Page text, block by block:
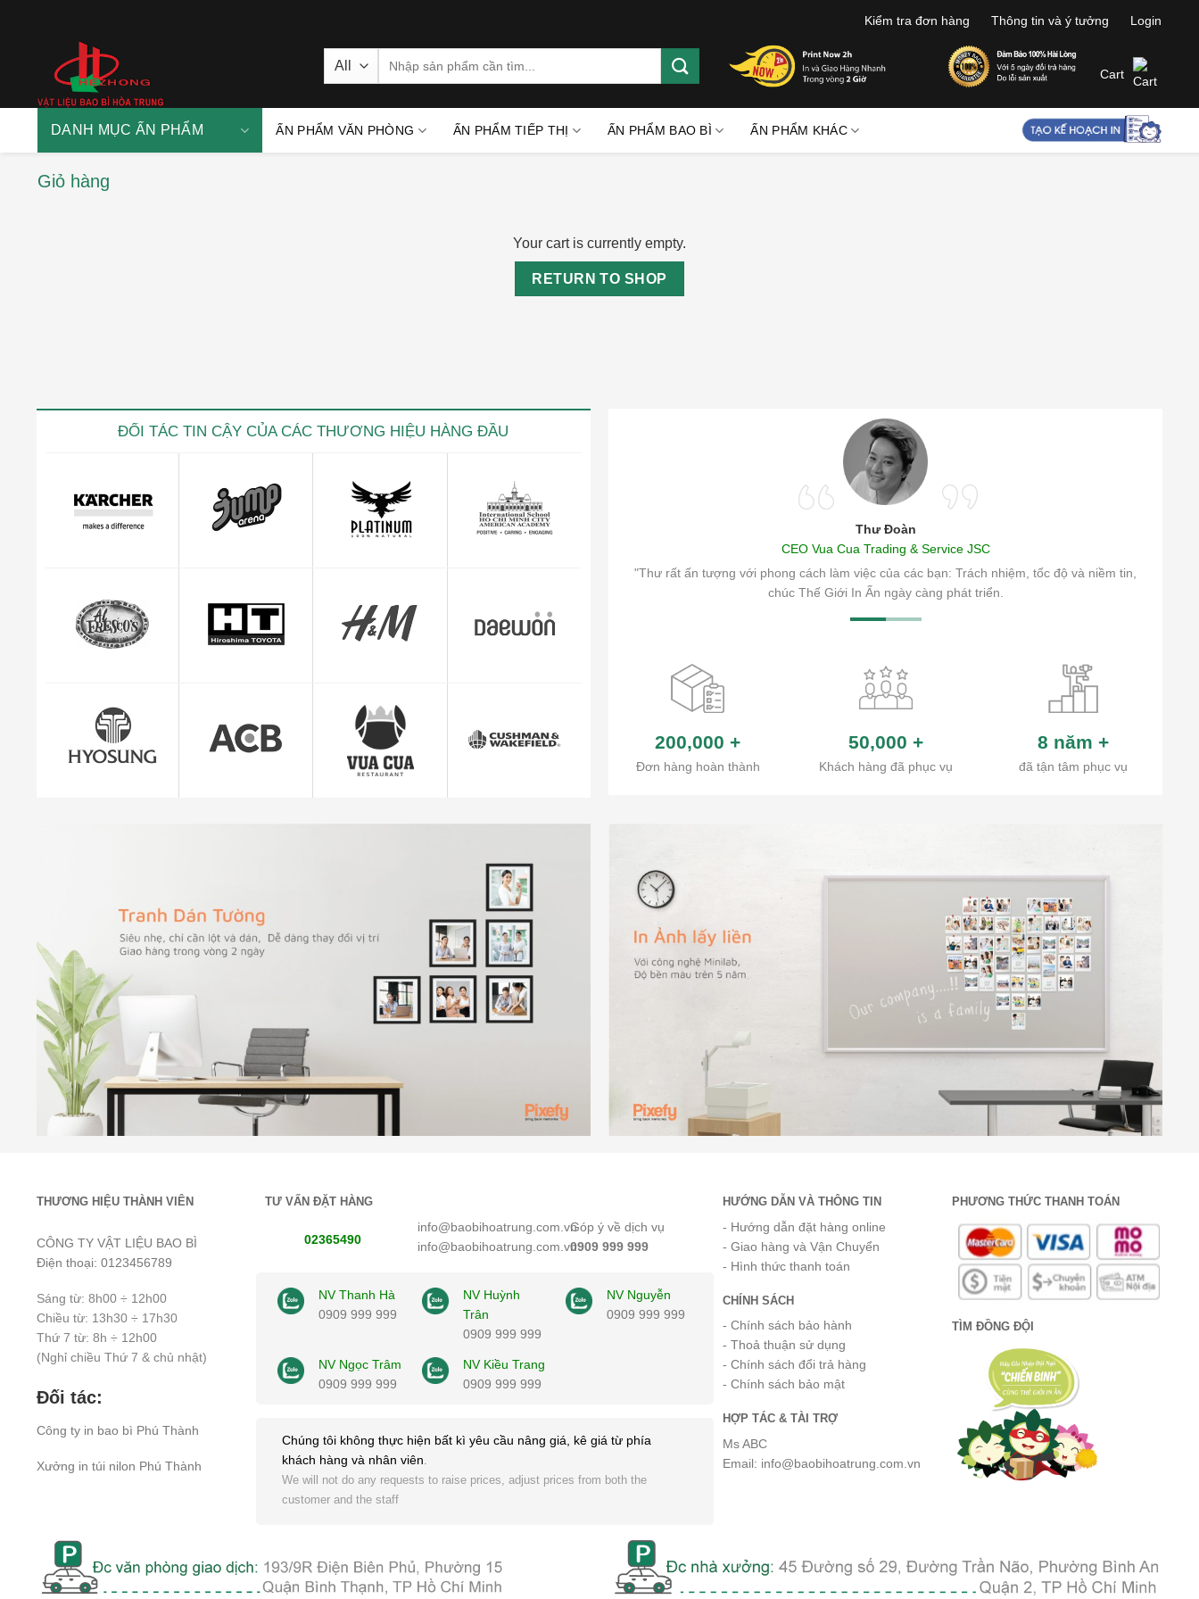
Kiểm tra đơn hàng Thông tin và ý tưởng Login
Cart
DANH MỤC ẤN PHẨM ẤN PHẨM VĂN PHÒNG ẤN PHẨM TIẾP THỊ ẤN PHẨM BAO BÌ ẤN PHẨM KHÁC
Giỏ hàng
Your cart is currently empty.
RETURN TO SHOP
ĐỐI TÁC TIN CẬY CỦA CÁC THƯƠNG HIỆU HÀNG ĐẦU
Thư Đoàn
CEO Vua Cua Trading & Service JSC
"Thư rất ấn tượng với phong cách làm việc của các bạn: Trách nhiệm, tốc độ và niềm tin,
chúc Thế Giới In Ấn ngày càng phát triển.
Lê Văn Thiện
200,000 +
Đơn hàng hoàn thành
50,000 +
Khách hàng đã phục vụ
8 năm +
đã tận tâm phục vụ
THƯƠNG HIỆU THÀNH VIÊN
CÔNG TY VẬT LIỆU BAO BÌ
Điện thoại: 0123456789
Sáng từ: 8h00 ÷ 12h00
Chiều từ: 13h30 ÷ 17h30
Thứ 7 từ: 8h ÷ 12h00
(Nghỉ chiều Thứ 7 & chủ nhật)
Đối tác:
Công ty in bao bì Phú Thành
Xưởng in túi nilon Phú Thành
TƯ VẤN ĐẶT HÀNG
02365490
info@baobihoatrung.com.vn
info@baobihoatrung.com.vn
Góp ý về dịch vụ
0909 999 999
NV Thanh Hà
0909 999 999
NV Huỳnh
Trân
0909 999 999
NV Nguyễn
0909 999 999
NV Ngọc Trâm
0909 999 999
NV Kiều Trang
0909 999 999
Chúng tôi không thực hiện bất kì yêu cầu nâng giá, kê giá từ phía
khách hàng và nhân viên
We will not do any requests to raise prices, adjust prices from both the
customer and the staff
HƯỚNG DẪN VÀ THÔNG TIN
- Hướng dẫn đặt hàng online
- Giao hàng và Vận Chuyển
- Hình thức thanh toán
CHÍNH SÁCH
- Chính sách bảo hành
- Thoả thuận sử dụng
- Chính sách đổi trả hàng
- Chính sách bảo mật
HỢP TÁC & TÀI TRỢ
Ms ABC
Email: info@baobihoatrung.com.vn
PHƯƠNG THỨC THANH TOÁN
TÌM ĐỒNG ĐỘI